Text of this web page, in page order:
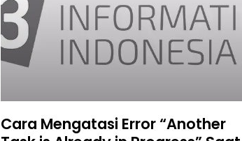
Cara Mengatasi Error “Another